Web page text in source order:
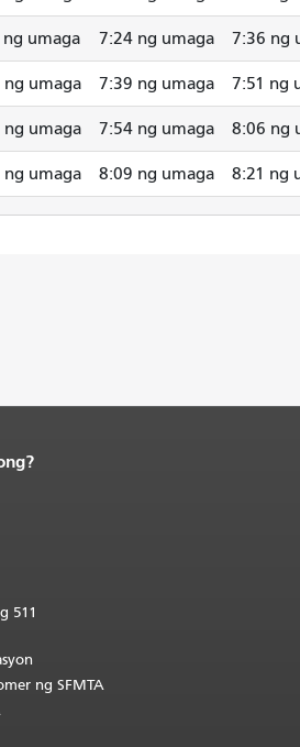
ng umaga 7:24 ng umaga 7:36 ng
ng umaga 7:39 ng umaga 7:51 ng
ng umaga 7:54 ng umaga 8:06 ng
ng umaga 8:09 ng umaga 8:21 ng
511
ng SFMTA